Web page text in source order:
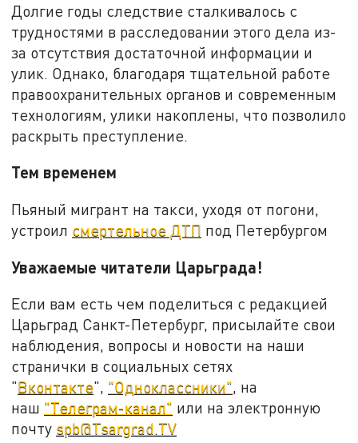
Долгие годы следствие сталкивалось с
трудностями в расследовании этого дела из-
за отсутствия достаточной информации и
улик. Однако, благодаря тщательной работе
правоохранительных органов и современным
технологиям, улики накоплены, что позволило
раскрыть преступление.
Тем временем
Пьяный мигрант на такси, уходя от погони,
устроил смертельное ДТП под Петербургом
Уважаемые читатели Царьграда!
Если вам есть чем поделиться с редакцией
Царьград Санкт-Петербург, присылайте свои
наблюдения, вопросы и новости на наши
странички в социальных сетях
"Вконтакте", "Одноклассники", на
наш "Телеграм-канал" или на электронную
почту spb@Tsargrad.TV